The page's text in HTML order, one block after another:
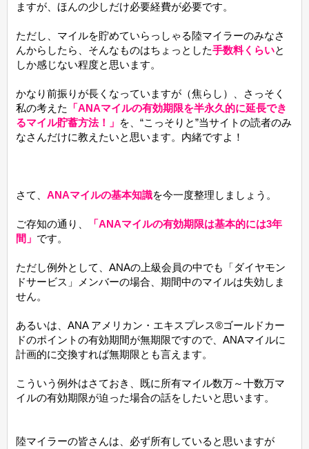
ますが、ほんの少しだけ必要経費が必要です。
ただし、マイルを貯めていらっしゃる陸マイラーのみなさ
んからしたら、そんなものはちょっとした手数料くらいと
しか感じない程度と思います。
かなり前振りが長くなっていますが（焦らし）、さっそく
私の考えた 「ANAマイルの有効期限を半永久的に延長でき
るマイル貯蓄方法！」 を、“こっそりと”当サイトの読者のみ
なさんだけに教えたいと思います。内緒ですよ！
さて、 ANAマイルの基本知識を今一度整理しましょう。
ご存知の通り、
「ANAマイルの有効期限は基本的には3年
間」 です。
ただし例外として、ANAの上級会員の中でも「ダイヤモン
ドサービス」メンバーの場合、期間中のマイルは失効しま
せん。
あるいは、ANA アメリカン・エキスプレス®ゴールドカー
ドのポイントの有効期間が無期限ですので、ANAマイルに
計画的に交換すれば無期限とも言えます。
こういう例外はさておき、既に所有マイル数万～十数万マ
イルの有効期限が迫った場合の話をしたいと思います。
陸マイラーの皆さんは、必ず所有していると思いますが